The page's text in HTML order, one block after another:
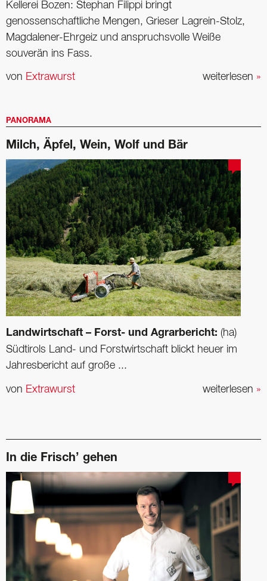
Kellerei Bozen: Stephan Filippi bringt
genossenschaftliche Mengen, Grieser Lagrein-Stolz,
Magdalener-Ehrgeiz und anspruchsvolle Weiße
souverän ins Fass.
weiterlesen »
von Extrawurst
PANORAMA
Milch, Äpfel, Wein, Wolf und Bär
Landwirtschaft – Forst- und Agrarbericht: (ha)
Südtirols Land- und Forstwirtschaft blickt heuer im
Jahresbericht auf große ...
weiterlesen »
von Extrawurst
In die Frisch’ gehen